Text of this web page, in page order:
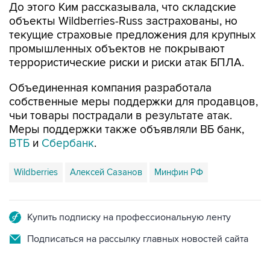
До этого Ким рассказывала, что складские
объекты Wildberries-Russ застрахованы, но
текущие страховые предложения для крупных
промышленных объектов не покрывают
террористические риски и риски атак БПЛА.
Объединенная компания разработала
собственные меры поддержки для продавцов,
чьи товары пострадали в результате атак.
Меры поддержки также объявляли ВБ банк,
ВТБ и Сбербанк.
Wildberries Алексей Сазанов Минфин РФ
Купить подписку на профессиональную ленту
Подписаться на рассылку главных новостей сайта